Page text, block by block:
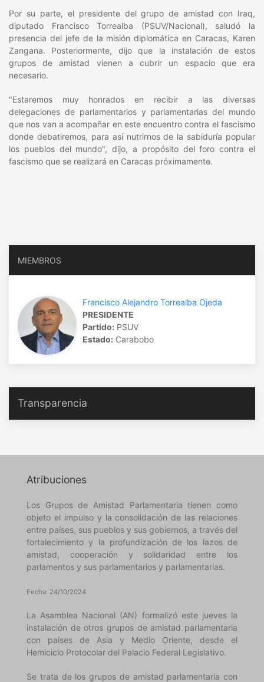
Por su parte, el presidente del grupo de amistad con Iraq,
diputado Francisco Torrealba (PSUV/Nacional), saludó la
presencia del jefe de la misión diplomática en Caracas, Karen
Zangana. Posteriormente, dijo que la instalación de estos
grupos de amistad vienen a cubrir un espacio que era
necesario.
"Estaremos muy honrados en recibir a las diversas
delegaciones de parlamentarios y parlamentarias del mundo
que nos van a acompañar en este encuentro contra el fascismo
donde debatiremos, para así nutrirnos de la sabiduría popular
los pueblos del mundo", dijo, a propósito del foro contra el
fascismo que se realizará en Caracas próximamente.
MIEMBROS
Francisco Alejandro Torrealba Ojeda
PRESIDENTE
Partido: PSUV
Estado: Carabobo
Transparencia
Atribuciones
Los Grupos de Amistad Parlamentaria tienen como
objeto el impulso y la consolidación de las relaciones
entre países, sus pueblos y sus gobiernos, a través del
fortalecimiento y la profundización de los lazos de
amistad, cooperación y solidaridad entre los
parlamentos y sus parlamentarios y parlamentarias.
Fecha: 24/10/2024
La Asamblea Nacional (AN) formalizó este jueves la
instalación de otros grupos de amistad parlamentaria
con países de Asia y Medio Oriente, desde el
Hemiciclo Protocolar del Palacio Federal Legislativo.
Se trata de los grupos de amistad parlamentaria con